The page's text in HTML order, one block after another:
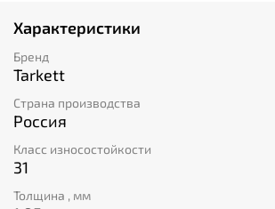
Класс применения продукта позволяет
рекомендовать его для укладки в
помещениях с любой проходимостью.
Продукция производится на
ISO 9001, который устанавливает
к системе управления качеством.
Характеристики
Бренд
Tarkett
Страна производства
Россия
Класс износостойкости
31
Толщина , мм